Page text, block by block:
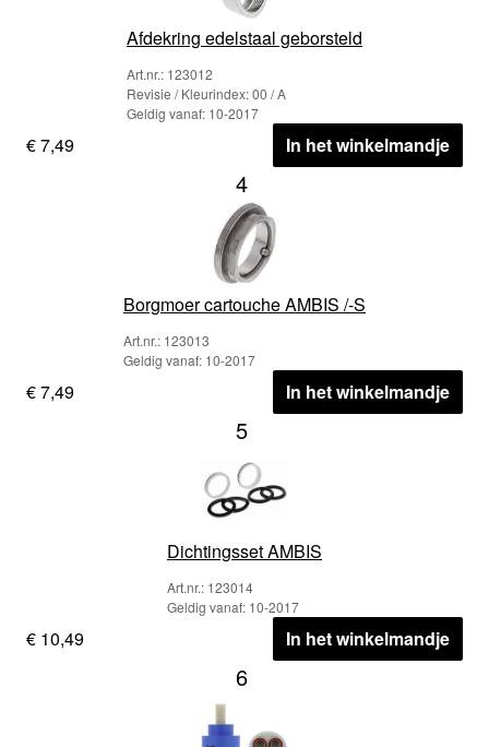
Afdekring edelstaal geborsteld
Art.nr.: 123012
Revisie / Kleurindex: 00 / A
Geldig vanaf: 10-2017
€ 7,49 In het winkelmandje
4
Borgmoer cartouche AMBIS /-S
Art.nr.: 123013
Geldig vanaf: 10-2017
€ 7,49 In het winkelmandje
5
Dichtingsset AMBIS
Art.nr.: 123014
Geldig vanaf: 10-2017
€ 10,49 In het winkelmandje
6